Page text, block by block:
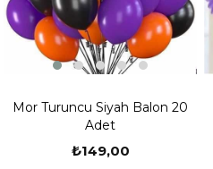
Mor Turuncu Siyah Balon 20
Adet
₺149,00